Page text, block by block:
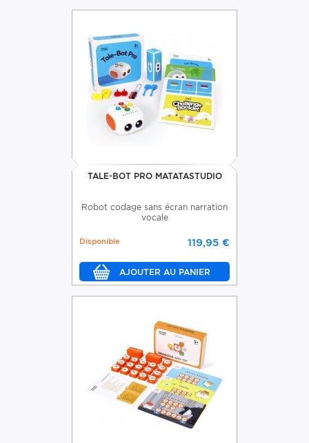
TALE-BOT PRO MATATASTUDIO
Robot codage sans écran narration
vocale
119,95 €
Disponible